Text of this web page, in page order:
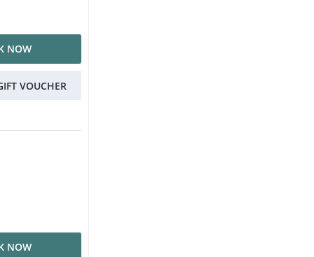
NOW
VOUCHER
NOW